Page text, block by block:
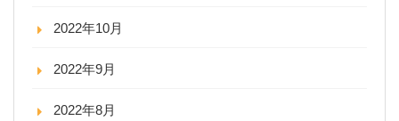
2022年10月
2022年9月
2022年8月